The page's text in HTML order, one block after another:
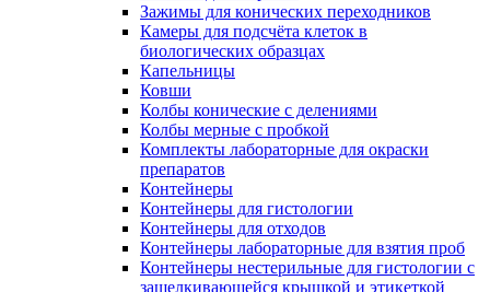
Зажимы для конических переходников
Камеры для подсчёта клеток в
биологических образцах
Капельницы
Ковши
Колбы конические с делениями
Колбы мерные с пробкой
Комплекты лабораторные для окраски
препаратов
Контейнеры
Контейнеры для гистологии
Контейнеры для отходов
Контейнеры лабораторные для взятия проб
Контейнеры нестерильные для гистологии с
защелкивающейся крышкой и этикеткой